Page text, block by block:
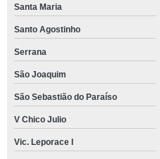
Santa Maria
Santo Agostinho
Serrana
São Joaquim
São Sebastião do Paraíso
V Chico Julio
Vic. Leporace I